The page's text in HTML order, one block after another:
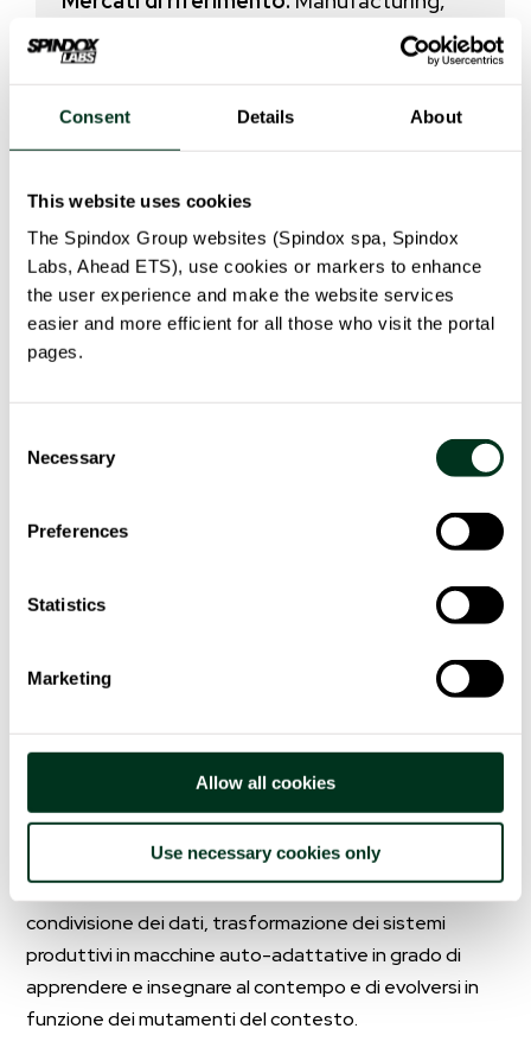
Consent Details About
This website uses cookies
The Spindox Group websites (Spindox spa, Spindox
Labs, Ahead ETS), use cookies or markers to enhance
the user experience and make the website services
easier and more efficient for all those who visit the portal
pages.
Selection
Necessary
Preferences
Statistics
Marketing
Allow all cookies
Use necessary cookies only
Industry 4.0
Partners:
REI – Industria Innovazione,
Balance Systems, MUSP, Officine Aiolfi,
CO-finanziamento:Fondi Europei
indiretti, Regione Lombardia
Bando:
Investimento totale del progetto:
La soluzione realizzata
Il focus dello Humans Hub è la ricerca sull’interazione
uomo-macchina: tecniche e strategie per la
condivisione dei dati, trasformazione dei sistemi
produttivi in macchine auto-adattative in grado di
apprendere e insegnare al contempo e di evolversi in
funzione dei mutamenti del contesto.